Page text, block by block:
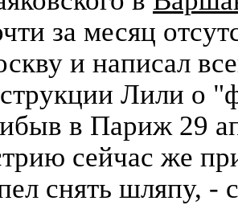
за месяц
и написал
Лили о
в Париж 29
сейчас же
снять шляпу, -